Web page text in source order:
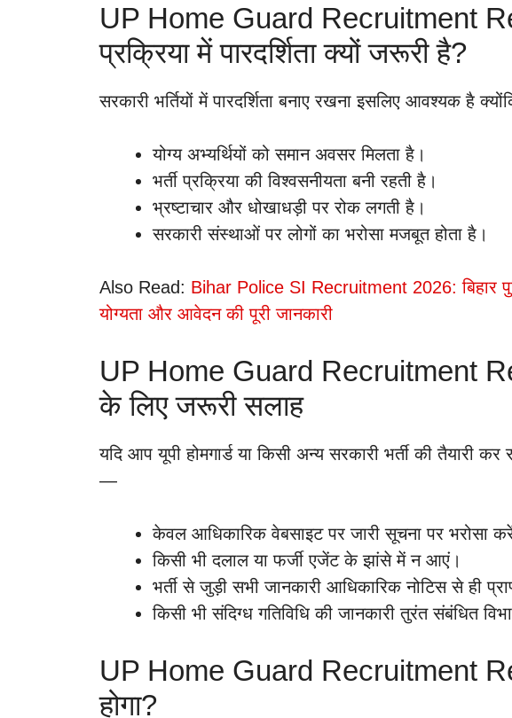
UP Home Guard Recruitment
प्रक्रिया में पारदर्शिता क्यों जरूरी है?
सरकारी भर्तियों में पारदर्शिता बनाए रखना इसलिए आवश्यक है
योग्य अभ्यर्थियों को समान अवसर मिलता है।
भर्ती प्रक्रिया की विश्वसनीयता बनी रहती है।
भ्रष्टाचार और धोखाधड़ी पर रोक लगती है।
सरकारी संस्थाओं पर लोगों का भरोसा मजबूत होता है।
Also Read: Bihar Police SI Recruitment 2026: बिहार
योग्यता और आवेदन की पूरी जानकारी
UP Home Guard Recruitment
के लिए जरूरी सलाह
यदि आप यूपी होमगार्ड या किसी अन्य सरकारी भर्ती की तैयारी
—
केवल आधिकारिक वेबसाइट पर जारी सूचना पर भरोसा
किसी भी दलाल या फर्जी एजेंट के झांसे में न आएं।
भर्ती से जुड़ी सभी जानकारी आधिकारिक नोटिस से ही
किसी भी संदिग्ध गतिविधि की जानकारी तुरंत संबंधित
UP Home Guard Recruitment
होगा?